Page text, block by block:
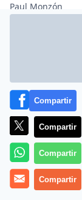
Paul Monzón
Compartir
Compartir
Compartir
Compartir